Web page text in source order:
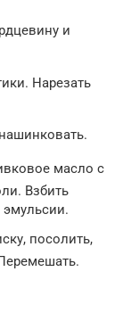
и
Нарезать
масло с
Взбить
посолить,